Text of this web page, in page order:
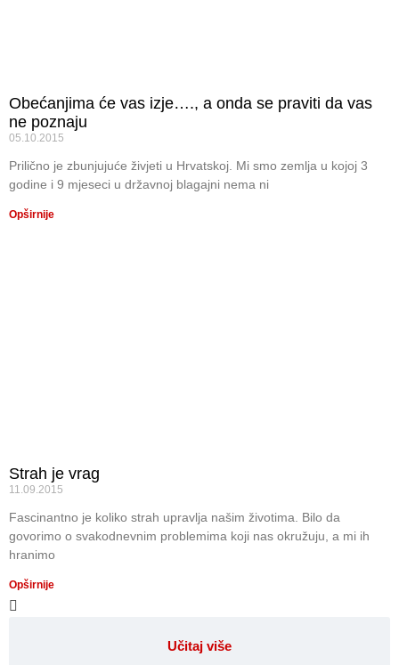
Obećanjima će vas izje…., a onda se praviti da vas
ne poznaju
05.10.2015
Prilično je zbunjujuće živjeti u Hrvatskoj. Mi smo zemlja u kojoj 3
godine i 9 mjeseci u državnoj blagajni nema ni
Opširnije
Strah je vrag
11.09.2015
Fascinantno je koliko strah upravlja našim životima. Bilo da
govorimo o svakodnevnim problemima koji nas okružuju, a mi ih
hranimo
Opširnije
Učitaj više